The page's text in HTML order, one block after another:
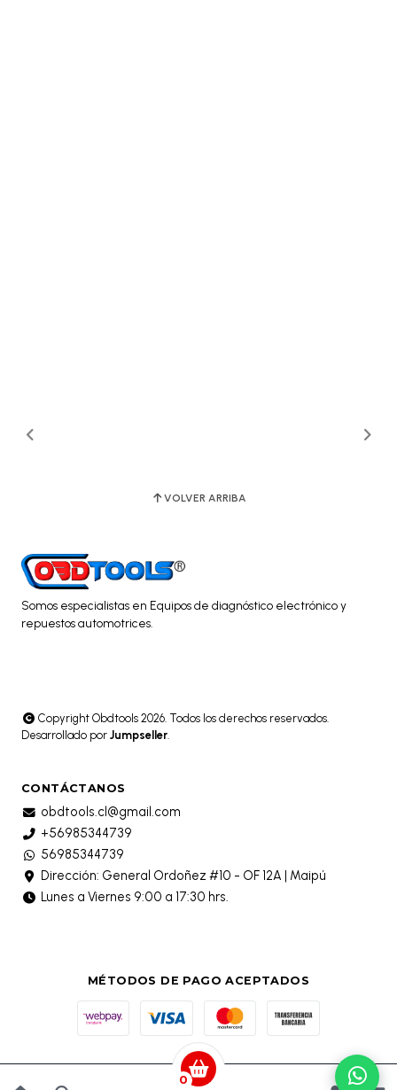
0
VOLVER ARRIBA
Somos especialistas en Equipos de diagnóstico electrónico y
repuestos automotrices.
Copyright Obdtools 2026. Todos los derechos reservados.
Desarrollado por Jumpseller.
CONTÁCTANOS
obdtools.cl@gmail.com
+56985344739
56985344739
Dirección: General Ordoñez #10 - OF 12A | Maipú
Lunes a Viernes 9:00 a 17:30 hrs.
MÉTODOS DE PAGO ACEPTADOS